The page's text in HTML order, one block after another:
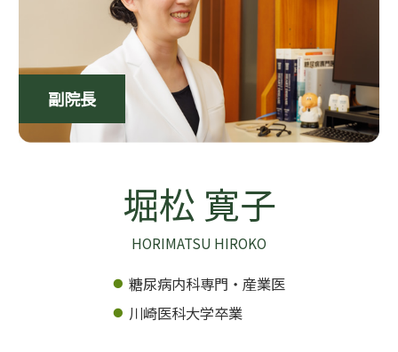
副院長
堀松 寛子
HORIMATSU HIROKO
糖尿病内科専門・産業医
川崎医科大学卒業